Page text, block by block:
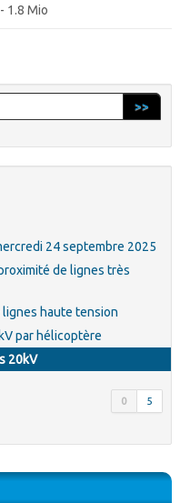
- 1.8 Mio
>>
24 septembre 2025
de lignes très
lignes haute tension
par hélicoptère
20kV
0 5